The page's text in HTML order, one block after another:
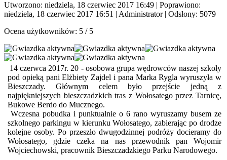
Utworzono: niedziela, 18 czerwiec 2017 16:49 | Poprawiono:
niedziela, 18 czerwiec 2017 16:51 | Administrator| Odsłony: 5079
Ocena użytkowników: 5 / 5
14 czerwca 2017r. 20 - osobowa grupa wędrowców naszej szkoły
pod opieką pani Elżbiety Zajdel i pana Marka Rygla wyruszyła w
Bieszczady. Głównym celem było przejście jedną z
najpiękniejszych bieszczadzkich tras z Wołosatego przez Tarnicę,
Bukowe Berdo do Mucznego.
Wczesna pobudka i punktualnie o 6 rano wyruszamy busem ze
szkolnego parkingu w kierunku Wołosatego, zabierając po drodze
kolejne osoby. Po przeszło dwugodzinnej podróży docieramy do
Wołosatego, gdzie czeka na nas przewodnik pan Wojomir
Wojciechowski, pracownik Bieszczadzkiego Parku Narodowego.